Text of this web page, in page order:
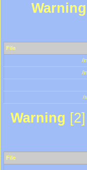
Warning
File
/
/
/
Warning
File